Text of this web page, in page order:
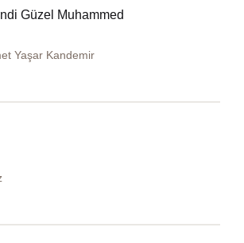
Güzel Muhammed
Yaşar Kandemir